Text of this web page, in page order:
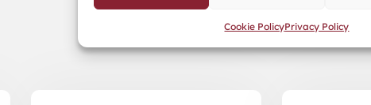
Cookie PolicyPrivacy Policy
Prodotti